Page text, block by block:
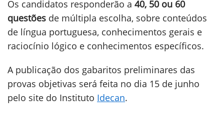
Os candidatos responderão a 40, 50 ou 60
questões de múltipla escolha, sobre conteúdos
de língua portuguesa, conhecimentos gerais e
raciocínio lógico e conhecimentos específicos.
A publicação dos gabaritos preliminares das
provas objetivas será feita no dia 15 de junho
pelo site do Instituto Idecan.